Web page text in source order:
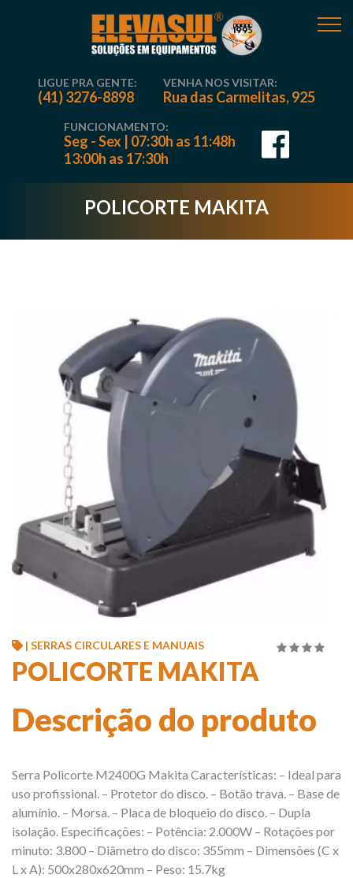
LIGUE PRA GENTE:
(41) 3276-8898
VENHA NOS VISITAR:
Rua das Carmelitas, 925
FUNCIONAMENTO:
Seg - Sex | 07:30h as 11:48h
13:00h as 17:30h
POLICORTE MAKITA
| SERRAS CIRCULARES E MANUAIS
POLICORTE MAKITA
Descrição do produto
Serra Policorte M2400G Makita Características: – Ideal para
uso profissional. – Protetor do disco. – Botão trava. – Base de
alumínio. – Morsa. – Placa de bloqueio do disco. – Dupla
isolação. Especificações: – Potência: 2.000W – Rotações por
minuto: 3.800 – Diâmetro do disco: 355mm – Dimensões (C x
L x A): 500x280x620mm – Peso: 15.7kg